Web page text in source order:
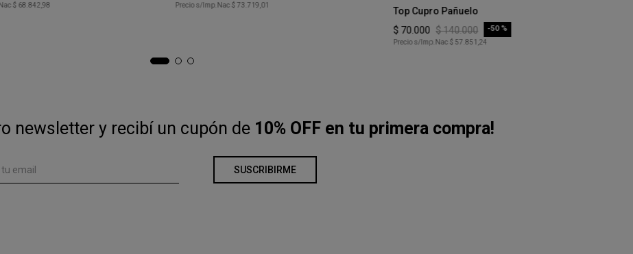
$ 68.842,98 Precio s/Imp.Nac $ 73.719,01
S
Top Cupro Pañuelo
$ 70 000 $140.000 -50 %
Precio s/Imp.Nac $ 57.851,24
newsletter y recibí un cupón de 10% OFF en tu primera compra!
SUSCRIBIRME